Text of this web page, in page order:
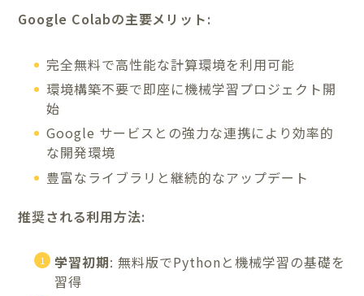
Google Colabの主要メリット:
完全無料で高性能な計算環境を利用可能
環境構築不要で即座に機械学習プロジェクト開
始
Google サービスとの強力な連携により効率的
な開発環境
豊富なライブラリと継続的なアップデート
推奨される利用方法:
学習初期: 無料版でPythonと機械学習の基礎を
習得